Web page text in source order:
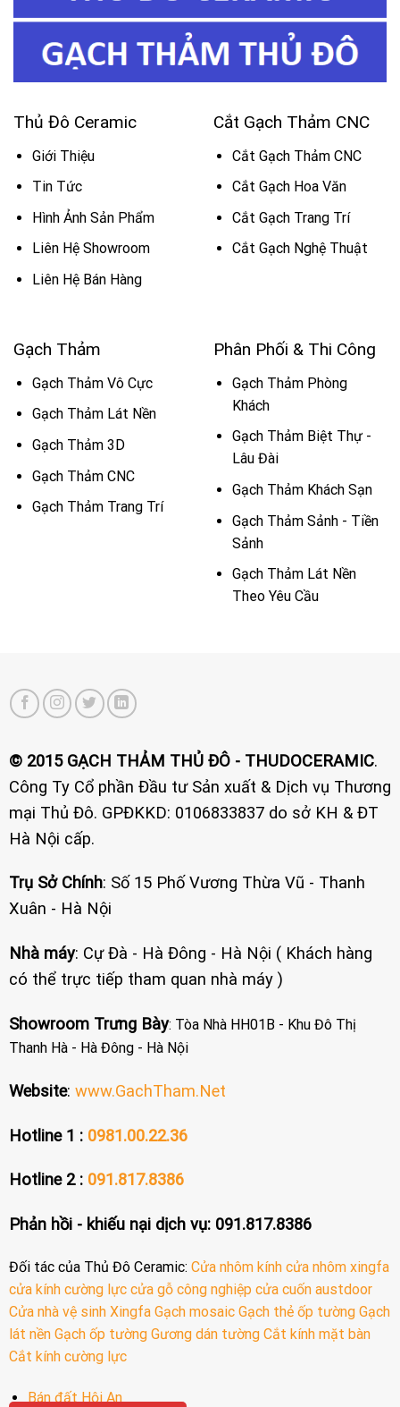
Thủ Đô Ceramic
Giới Thiệu
Tin Tức
Hình Ảnh Sản Phẩm
Liên Hệ Showroom
Liên Hệ Bán Hàng
Cắt Gạch Thảm CNC
Cắt Gạch Thảm CNC
Cắt Gạch Hoa Văn
Cắt Gạch Trang Trí
Cắt Gạch Nghệ Thuật
Gạch Thảm
Gạch Thảm Vô Cực
Gạch Thảm Lát Nền
Gạch Thảm 3D
Gạch Thảm CNC
Gạch Thảm Trang Trí
Phân Phối & Thi Công
Gạch Thảm Phòng
Khách
Gạch Thảm Biệt Thự -
Lâu Đài
Gạch Thảm Khách Sạn
Gạch Thảm Sảnh - Tiền
Sảnh
Gạch Thảm Lát Nền
Theo Yêu Cầu
© 2015 GẠCH THẢM THỦ ĐÔ - THUDOCERAMIC.
Công Ty Cổ phần Đầu tư Sản xuất & Dịch vụ Thương
mại Thủ Đô. GPĐKKD: 0106833837 do sở KH & ĐT
Hà Nội cấp.
Trụ Sở Chính: Số 15 Phố Vương Thừa Vũ - Thanh
Xuân - Hà Nội
Nhà máy: Cự Đà - Hà Đông - Hà Nội ( Khách hàng
có thể trực tiếp tham quan nhà máy )
Showroom Trưng Bày: Tòa Nhà HH01B - Khu Đô Thị
Thanh Hà - Hà Đông - Hà Nội
Website: www.GachTham.Net
Hotline 1 : 0981.00.22.36
Hotline 2 : 091.817.8386
Phản hồi - khiếu nại dịch vụ: 091.817.8386
Đối tác của Thủ Đô Ceramic: Cửa nhôm kính cửa nhôm xingfa
cửa kính cường lực cửa gỗ công nghiệp cửa cuốn austdoor
Cửa nhà vệ sinh Xingfa Gạch mosaic Gạch thẻ ốp tường Gạch
lát nền Gạch ốp tường Gương dán tường Cắt kính mặt bàn
Cắt kính cường lực
Bán đất Hội An